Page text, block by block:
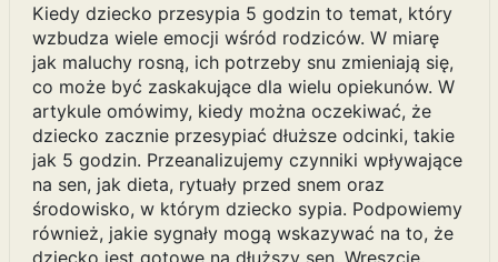
Kiedy dziecko przesypia 5 godzin to temat, który
wzbudza wiele emocji wśród rodziców. W miarę
jak maluchy rosną, ich potrzeby snu zmieniają się,
co może być zaskakujące dla wielu opiekunów. W
artykule omówimy, kiedy można oczekiwać, że
dziecko zacznie przesypiać dłuższe odcinki, takie
jak 5 godzin. Przeanalizujemy czynniki wpływające
na sen, jak dieta, rytuały przed snem oraz
środowisko, w którym dziecko sypia. Podpowiemy
również, jakie sygnały mogą wskazywać na to, że
dziecko jest gotowe na dłuższy sen. Wreszcie,